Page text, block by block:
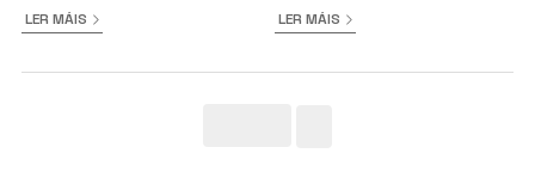
LER MÁIS
LER MÁIS